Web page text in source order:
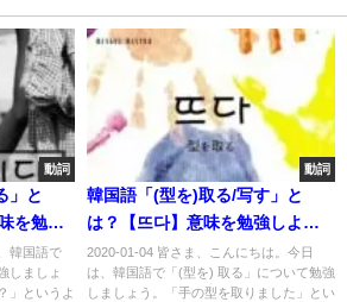
動詞
」と
を勉強
韓国語で
しましょ
」というよ
動詞
韓国語「(型を)取る/写す」と
は？【뜨다】意味を勉強しよ
う！
2020-01-04 皆さま、こんにちは。今日
は、韓国語で「(型を) 取る」について勉強
しましょう。「手の型を取りました」とい